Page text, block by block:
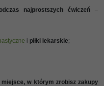
najprostszych ćwiczeń –
i piłki lekarskie;
w którym zrobisz zakupy